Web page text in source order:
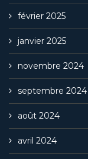
février 2025
janvier 2025
novembre 2024
septembre 2024
août 2024
avril 2024